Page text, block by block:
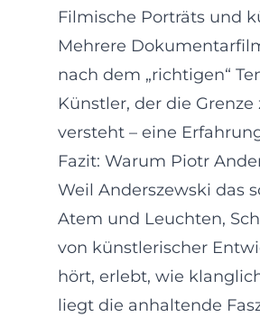
Filmische Porträts und
Mehrere
nach dem „richtigen“
Künstler, der die
versteht – eine
Fazit: Warum Piotr
Weil Anderszewski das
Atem und Leuchten,
von künstlerischer
hört, erlebt, wie
liegt die anhaltende